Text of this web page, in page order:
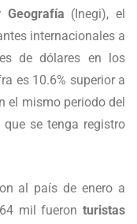
Geografía (Inegi), el
internacionales a
de dólares en los
es 10.6% superior a
el mismo periodo del
se tenga registro
al país de enero a
mil fueron turistas